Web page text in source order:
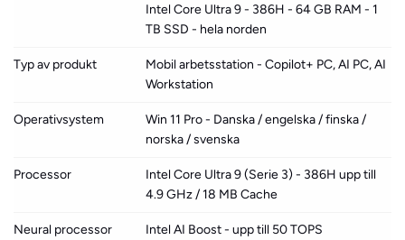
Intel Core Ultra 9 - 386H - 64 GB RAM - 1
TB SSD - hela norden
Typ av produkt
Mobil arbetsstation - Copilot+ PC, AI PC, AI
Workstation
Operativsystem
Win 11 Pro - Danska / engelska / finska /
norska / svenska
Processor
Intel Core Ultra 9 (Serie 3) - 386H upp till
4.9 GHz / 18 MB Cache
Neural processor
Intel AI Boost - upp till 50 TOPS